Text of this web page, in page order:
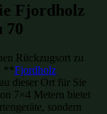
Fjordholz
70
Rückzugsort zu
**Fjordholz
dieser Ort für Sie
7×4 Metern bietet
sondern